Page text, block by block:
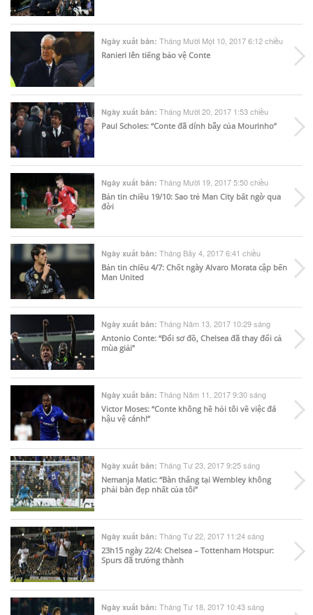
Ngày xuất bản: Tháng Mười Một 10, 2017 6:12 chiều
Ranieri lên tiếng bảo vệ Conte
Ngày xuất bản: Tháng Mười 20, 2017 1:53 chiều
Paul Scholes: “Conte đã dính bẫy của Mourinho”
Ngày xuất bản: Tháng Mười 19, 2017 5:50 chiều
Bản tin chiều 19/10: Sao trẻ Man City bất ngờ qua
đời
Ngày xuất bản: Tháng Bảy 4, 2017 6:41 chiều
Bản tin chiều 4/7: Chốt ngày Alvaro Morata cập bến
Man United
Ngày xuất bản: Tháng Năm 13, 2017 10:29 sáng
Antonio Conte: “Đổi sơ đồ, Chelsea đã thay đổi cả
mùa giải”
Ngày xuất bản: Tháng Năm 11, 2017 9:30 sáng
Victor Moses: “Conte không hề hỏi tôi về việc đá
hậu vệ cánh!”
Ngày xuất bản: Tháng Tư 23, 2017 9:25 sáng
Nemanja Matic: “Bàn thắng tại Wembley không
phải bàn đẹp nhất của tôi”
Ngày xuất bản: Tháng Tư 22, 2017 11:24 sáng
23h15 ngày 22/4: Chelsea – Tottenham Hotspur:
Spurs đã trưởng thành
Ngày xuất bản: Tháng Tư 18, 2017 10:43 sáng